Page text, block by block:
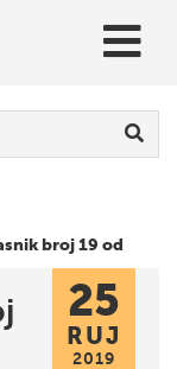
broj 19 od
25
RUJ
2019